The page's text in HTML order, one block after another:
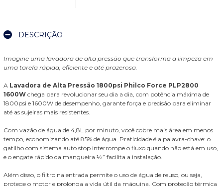
DESCRIÇÃO
Imagine uma lavadora de alta pressão que transforma a limpeza em
uma tarefa rápida, eficiente e até prazerosa.
A Lavadora de Alta Pressão 1800psi Philco Force PLP2800
1600Wchega para revolucionar seu dia a dia, com potência máxima de
1800psi e 1600W de desempenho, garante força e precisão para eliminar
até as sujeiras mais resistentes.
Com vazão de água de 4,8L por minuto, você cobre mais área em menos
tempo, economizando até 85% de água. Praticidade é a palavra-chave: o
gatilho com sistema auto stop interrompe o fluxo quando não está em uso,
e o engate rápido da mangueira ½” facilita a instalação.
Além disso, o filtro na entrada permite o uso de água de reuso, ou seja,
protege o motor e prolonga a vida útil da máquina. Com proteção térmica